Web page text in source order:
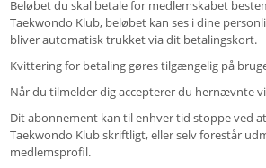
Beløbet du skal betale for medlemskabet
Taekwondo Klub, beløbet kan ses i dine
bliver automatisk trukket via dit betalingskort.
Kvittering for betaling gøres tilgængelig på
Når du tilmelder dig accepterer du hernævnte
Dit abonnement kan til enhver tid stoppe ved
Taekwondo Klub skriftligt, eller selv forestår
medlemsprofil.